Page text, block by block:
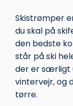
Skistrømper
du skal på
den bedste
står på ski
der er særligt
vintervejr, og
tørre.